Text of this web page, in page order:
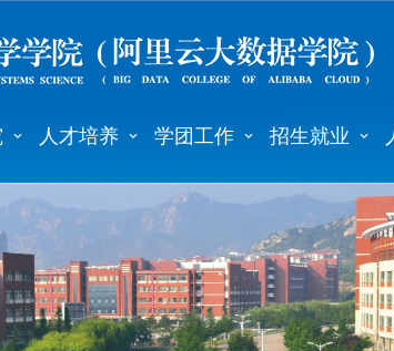
人才培养 学团工作 招生就业